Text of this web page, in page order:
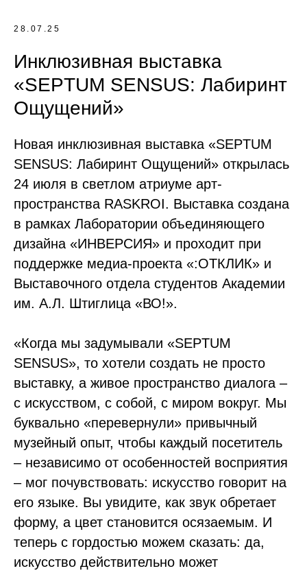
28.07.25
Инклюзивная выставка
«SEPTUM SENSUS: Лабиринт
Ощущений»
Новая инклюзивная выставка «SEPTUM
SENSUS: Лабиринт Ощущений» открылась
24 июля в светлом атриуме арт-
пространства RASKROI. Выставка создана
в рамках Лаборатории объединяющего
дизайна «ИНВЕРСИЯ» и проходит при
поддержке медиа-проекта «:ОТКЛИК» и
Выставочного отдела студентов Академии
им. А.Л. Штиглица «ВО!».
«Когда мы задумывали «SEPTUM
SENSUS», то хотели создать не просто
выставку, а живое пространство диалога –
с искусством, с собой, с миром вокруг. Мы
буквально «перевернули» привычный
музейный опыт, чтобы каждый посетитель
– независимо от особенностей восприятия
– мог почувствовать: искусство говорит на
его языке. Вы увидите, как звук обретает
форму, а цвет становится осязаемым. И
теперь с гордостью можем сказать: да,
искусство действительно может